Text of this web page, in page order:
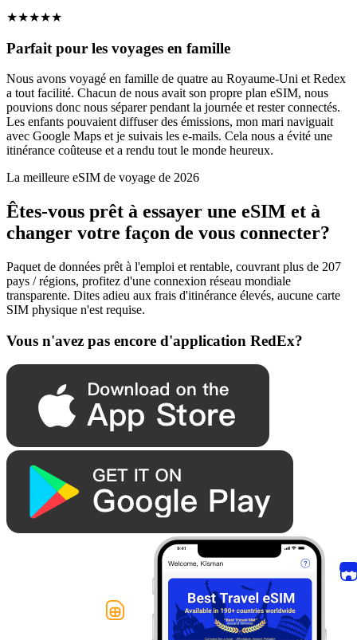
★★★★★
Parfait pour les voyages en famille
Nous avons voyagé en famille de quatre au Royaume-Uni et Redex
a tout facilité. Chacun de nous avait son propre plan eSIM, nous
pouvions donc nous séparer pendant la journée et rester connectés.
Les enfants pouvaient diffuser des émissions, mon mari naviguait
avec Google Maps et je suivais les e-mails. Cela nous a évité une
itinérance coûteuse et a rendu tout le monde heureux.
La meilleure eSIM de voyage de 2026
Êtes-vous prêt à essayer une eSIM et à
changer votre façon de vous connecter?
Paquet de données prêt à l'emploi et rentable, couvrant plus de 207
pays / régions, profitez d'une connexion réseau mondiale
transparente. Dites adieu aux frais d'itinérance élevés, aucune carte
SIM physique n'est requise.
Vous n'avez pas encore d'application RedEx?